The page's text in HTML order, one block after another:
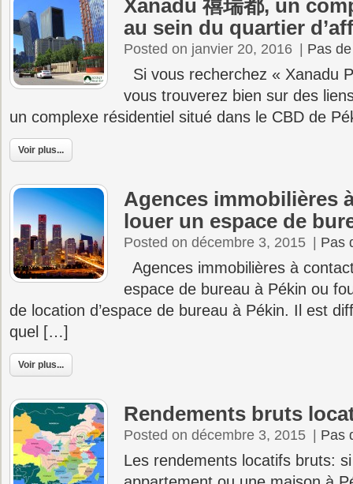
Xanadu 禧瑞都, un
au sein du quartier
Posted on janvier 20, 2016 Pas
Si vous recherchez « Xanadu
vous trouverez bien sur des
un complexe résidentiel situé dans le CBD de
Voir plus...
Agences immobilières
louer un espace de
Posted on décembre 3, 2015 Pas
Agences immobilières à
espace de bureau à Pékin ou
de location d’espace de bureau à Pékin. Il est
quel […]
Voir plus...
Rendements bruts
Posted on décembre 3, 2015 Pas
Les rendements locatifs bruts: